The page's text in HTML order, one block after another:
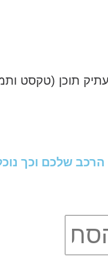
תוכן (טקסט
שלכם וכך